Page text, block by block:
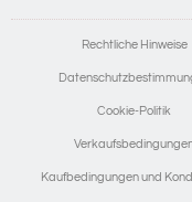
Rechtliche Hinweise
Cookie-Politik
Kaufbedingungen und